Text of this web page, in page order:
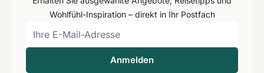
Wohlfühl-Inspiration – direkt in Ihr Postfach
Anmelden